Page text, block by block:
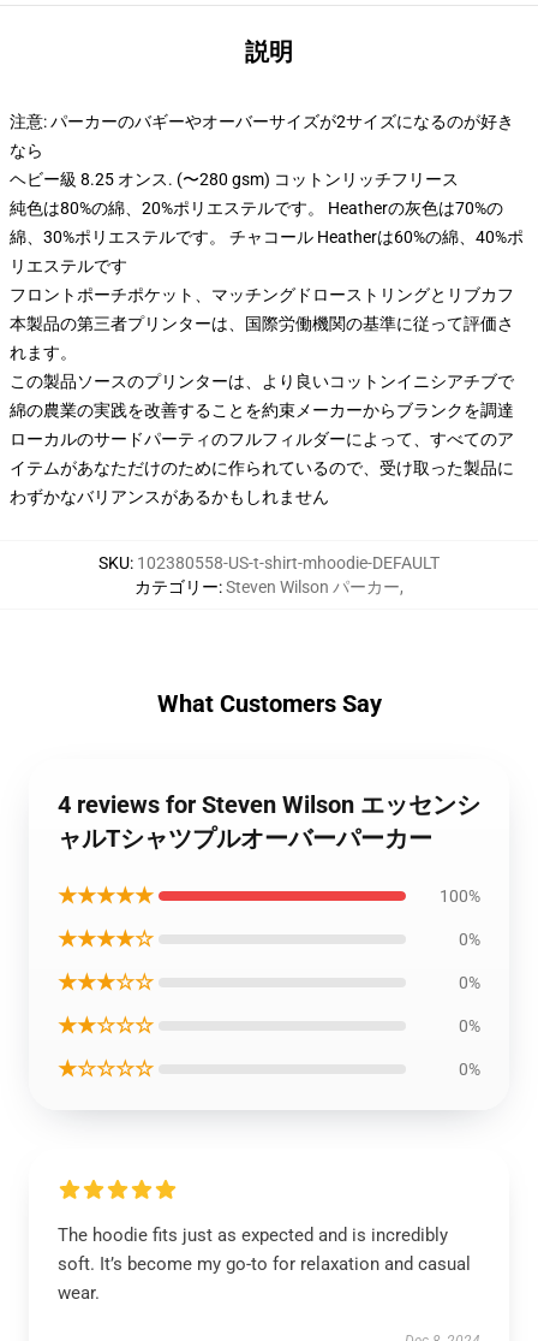
説明
注意: パーカーのバギーやオーバーサイズが2サイズになるのが好き
なら
ヘビー級 8.25 オンス. (〜280 gsm) コットンリッチフリース
純色は80%の綿、20%ポリエステルです。 Heatherの灰色は70%の
綿、30%ポリエステルです。 チャコール Heatherは60%の綿、40%ポ
リエステルです
フロントポーチポケット、マッチングドローストリングとリブカフ
本製品の第三者プリンターは、国際労働機関の基準に従って評価さ
れます。
この製品ソースのプリンターは、より良いコットンイニシアチブで
綿の農業の実践を改善することを約束メーカーからブランクを調達
ローカルのサードパーティのフルフィルダーによって、すべてのア
イテムがあなただけのために作られているので、受け取った製品に
わずかなバリアンスがあるかもしれません
SKU: 102380558-US-t-shirt-mhoodie-DEFAULT
カテゴリー:Steven Wilson パーカー,
What Customers Say
4 reviews for Steven Wilson エッセンシ
ャルTシャツプルオーバーパーカー
★★★★★ 100%
★★★★☆ 0%
★★★☆☆ 0%
★★☆☆☆ 0%
★☆☆☆☆ 0%
The hoodie fits just as expected and is incredibly
soft. It’s become my go-to for relaxation and casual
wear.